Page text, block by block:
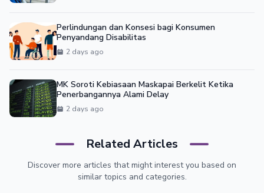
Perlindungan dan Konsesi bagi Konsumen
Penyandang Disabilitas
2 days ago
MK Soroti Kebiasaan Maskapai Berkelit Ketika
Penerbangannya Alami Delay
2 days ago
Related Articles
Discover more articles that might interest you based on
similar topics and categories.